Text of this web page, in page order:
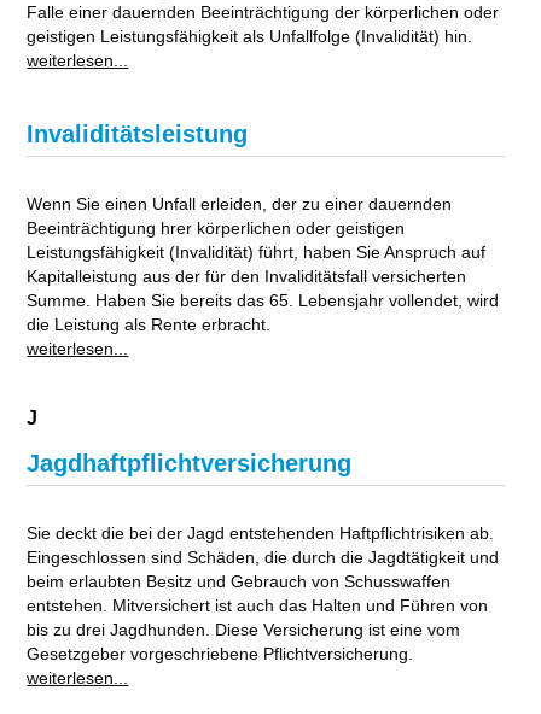
Falle einer dauernden Beeinträchtigung der körperlichen oder
geistigen Leistungsfähigkeit als Unfallfolge (Invalidität) hin.
weiterlesen...
Invaliditätsleistung
Wenn Sie einen Unfall erleiden, der zu einer dauernden
Beeinträchtigung hrer körperlichen oder geistigen
Leistungsfähigkeit (Invalidität) führt, haben Sie Anspruch auf
Kapitalleistung aus der für den Invaliditätsfall versicherten
Summe. Haben Sie bereits das 65. Lebensjahr vollendet, wird
die Leistung als Rente erbracht.
weiterlesen...
J
Jagdhaftpflichtversicherung
Sie deckt die bei der Jagd entstehenden Haftpflichtrisiken ab.
Eingeschlossen sind Schäden, die durch die Jagdtätigkeit und
beim erlaubten Besitz und Gebrauch von Schusswaffen
entstehen. Mitversichert ist auch das Halten und Führen von
bis zu drei Jagdhunden. Diese Versicherung ist eine vom
Gesetzgeber vorgeschriebene Pflichtversicherung.
weiterlesen...